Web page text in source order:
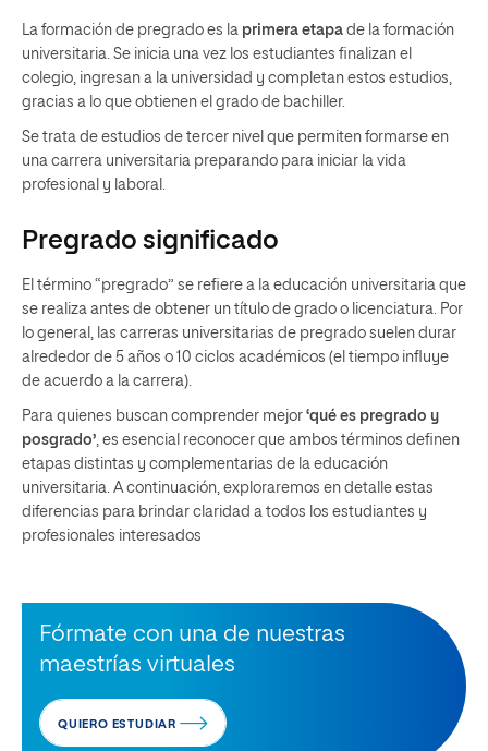
La formación de pregrado es la primera etapa de la formación
universitaria. Se inicia una vez los estudiantes finalizan el
colegio, ingresan a la universidad y completan estos estudios,
gracias a lo que obtienen el grado de bachiller.
Se trata de estudios de tercer nivel que permiten formarse en
una carrera universitaria preparando para iniciar la vida
profesional y laboral.
Pregrado significado
El término “pregrado” se refiere a la educación universitaria que
se realiza antes de obtener un título de grado o licenciatura. Por
lo general, las carreras universitarias de pregrado suelen durar
alrededor de 5 años o 10 ciclos académicos (el tiempo influye
de acuerdo a la carrera).
Para quienes buscan comprender mejor ‘qué es pregrado y
posgrado’ , es esencial reconocer que ambos términos definen
etapas distintas y complementarias de la educación
universitaria. A continuación, exploraremos en detalle estas
diferencias para brindar claridad a todos los estudiantes y
profesionales interesados
Fórmate con una de nuestras
maestrías virtuales
QUIERO ESTUDIAR